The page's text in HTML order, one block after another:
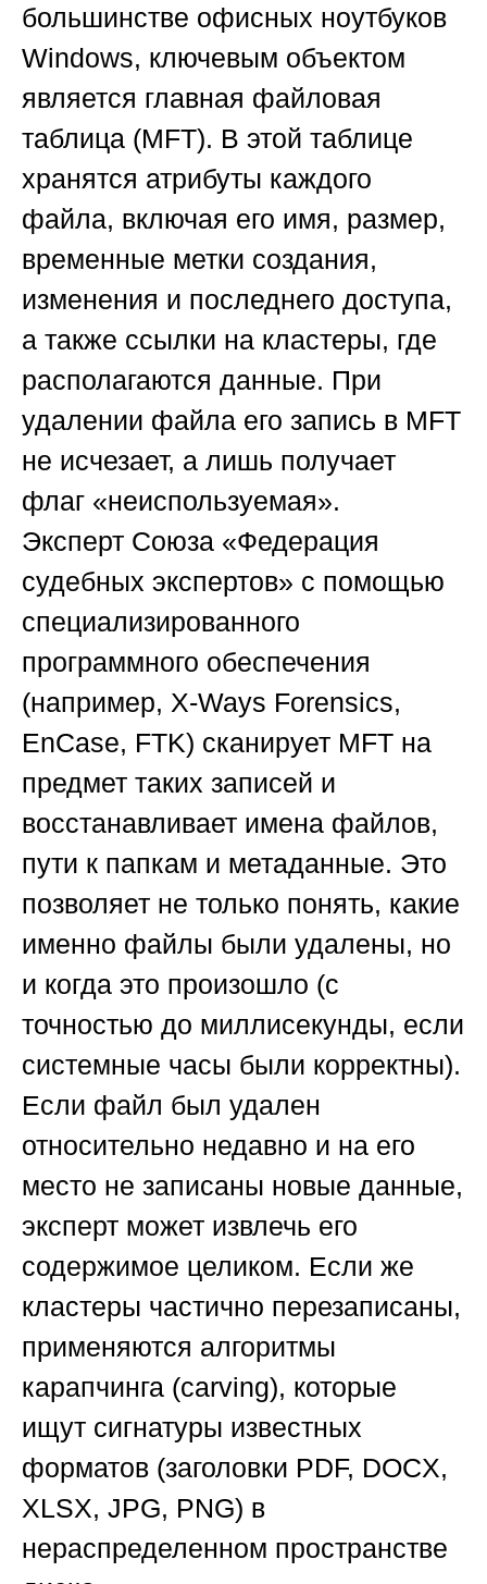
большинстве офисных ноутбуков
Windows, ключевым объектом
является главная файловая
таблица (MFT). В этой таблице
хранятся атрибуты каждого
файла, включая его имя, размер,
временные метки создания,
изменения и последнего доступа,
а также ссылки на кластеры, где
располагаются данные. При
удалении файла его запись в MFT
не исчезает, а лишь получает
флаг «неиспользуемая».
Эксперт Союза «Федерация
судебных экспертов» с помощью
специализированного
программного обеспечения
(например, X-Ways Forensics,
EnCase, FTK) сканирует MFT на
предмет таких записей и
восстанавливает имена файлов,
пути к папкам и метаданные. Это
позволяет не только понять, какие
именно файлы были удалены, но
и когда это произошло (с
точностью до миллисекунды, если
системные часы были корректны).
Если файл был удален
относительно недавно и на его
место не записаны новые данные,
эксперт может извлечь его
содержимое целиком. Если же
кластеры частично перезаписаны,
применяются алгоритмы
карапчинга (carving), которые
ищут сигнатуры известных
форматов (заголовки PDF, DOCX,
XLSX, JPG, PNG) в
нераспределенном пространстве